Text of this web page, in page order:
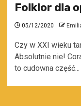
Folklor dla
05/12/2020
Czy w XXI wieku
Absolutnie nie!
to cudowna część...